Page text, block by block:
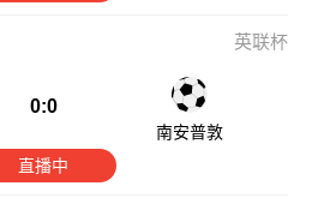
英联杯
0:0
南安普敦
直播中